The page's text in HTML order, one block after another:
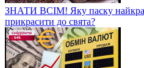
ЗНАТИ ВСІМ! Яку паску
прикрасити до свята?